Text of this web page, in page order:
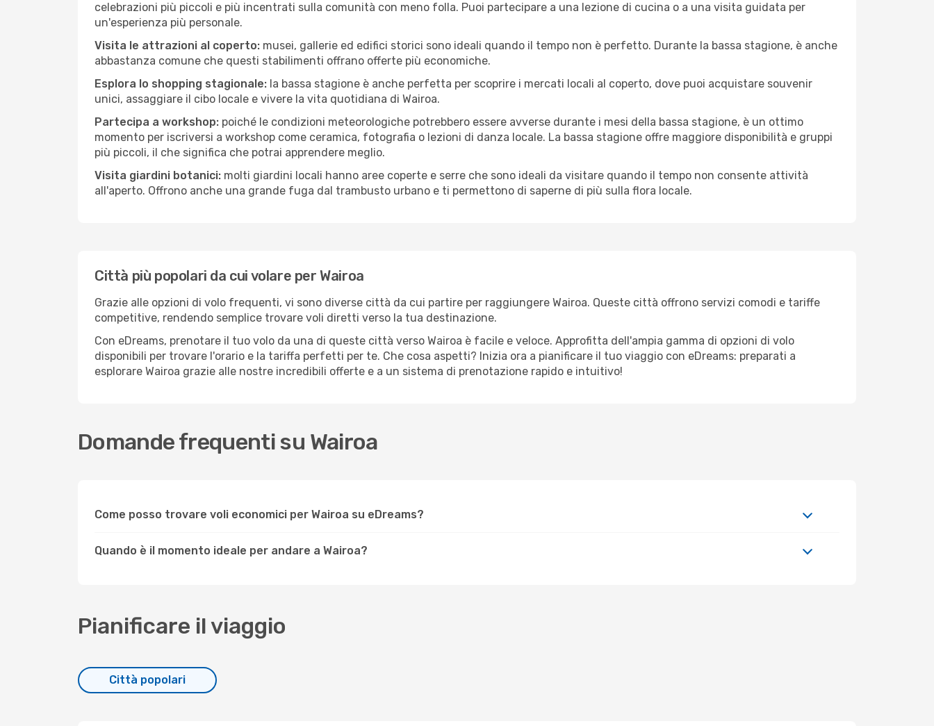
celebrazioni più piccoli e più incentrati sulla comunità con meno folla. Puoi partecipare a una lezione di cucina o a una visita guidata per
un'esperienza più personale.
Visita le attrazioni al coperto: musei, gallerie ed edifici storici sono ideali quando il tempo non è perfetto. Durante la bassa stagione, è anche
abbastanza comune che questi stabilimenti offrano offerte più economiche.
Esplora lo shopping stagionale: la bassa stagione è anche perfetta per scoprire i mercati locali al coperto, dove puoi acquistare souvenir
unici, assaggiare il cibo locale e vivere la vita quotidiana di Wairoa.
Partecipa a workshop: poiché le condizioni meteorologiche potrebbero essere avverse durante i mesi della bassa stagione, è un ottimo
momento per iscriversi a workshop come ceramica, fotografia o lezioni di danza locale. La bassa stagione offre maggiore disponibilità e gruppi
più piccoli, il che significa che potrai apprendere meglio.
Visita giardini botanici: molti giardini locali hanno aree coperte e serre che sono ideali da visitare quando il tempo non consente attività
all'aperto. Offrono anche una grande fuga dal trambusto urbano e ti permettono di saperne di più sulla flora locale.
Città più popolari da cui volare per Wairoa
Grazie alle opzioni di volo frequenti, vi sono diverse città da cui partire per raggiungere Wairoa. Queste città offrono servizi comodi e tariffe
competitive, rendendo semplice trovare voli diretti verso la tua destinazione.
Con eDreams, prenotare il tuo volo da una di queste città verso Wairoa è facile e veloce. Approfitta dell'ampia gamma di opzioni di volo
disponibili per trovare l'orario e la tariffa perfetti per te. Che cosa aspetti? Inizia ora a pianificare il tuo viaggio con eDreams: preparati a
esplorare Wairoa grazie alle nostre incredibili offerte e a un sistema di prenotazione rapido e intuitivo!
Domande frequenti su Wairoa
Come posso trovare voli economici per Wairoa su eDreams?
Quando è il momento ideale per andare a Wairoa?
Pianificare il viaggio
Città popolari